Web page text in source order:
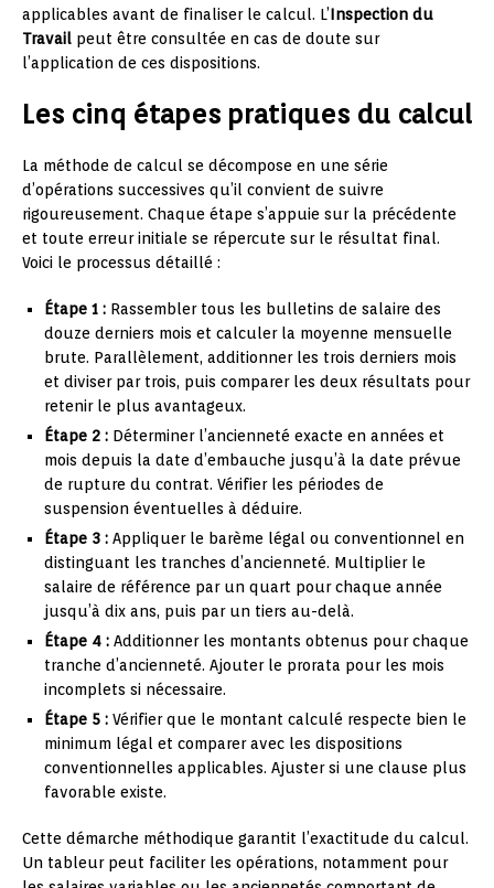
applicables avant de finaliser le calcul. L’Inspection du
Travail peut être consultée en cas de doute sur
l’application de ces dispositions.
Les cinq étapes pratiques du calcul
La méthode de calcul se décompose en une série
d’opérations successives qu’il convient de suivre
rigoureusement. Chaque étape s’appuie sur la précédente
et toute erreur initiale se répercute sur le résultat final.
Voici le processus détaillé :
Étape 1 : Rassembler tous les bulletins de salaire des
douze derniers mois et calculer la moyenne mensuelle
brute. Parallèlement, additionner les trois derniers mois
et diviser par trois, puis comparer les deux résultats pour
retenir le plus avantageux.
Étape 2 : Déterminer l’ancienneté exacte en années et
mois depuis la date d’embauche jusqu’à la date prévue
de rupture du contrat. Vérifier les périodes de
suspension éventuelles à déduire.
Étape 3 : Appliquer le barème légal ou conventionnel en
distinguant les tranches d’ancienneté. Multiplier le
salaire de référence par un quart pour chaque année
jusqu’à dix ans, puis par un tiers au-delà.
Étape 4 : Additionner les montants obtenus pour chaque
tranche d’ancienneté. Ajouter le prorata pour les mois
incomplets si nécessaire.
Étape 5 : Vérifier que le montant calculé respecte bien le
minimum légal et comparer avec les dispositions
conventionnelles applicables. Ajuster si une clause plus
favorable existe.
Cette démarche méthodique garantit l’exactitude du calcul.
Un tableur peut faciliter les opérations, notamment pour